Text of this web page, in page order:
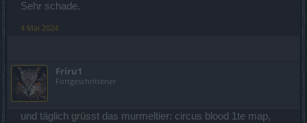
Sehr schade.
4 Mai 2024
Friru1
Fortgeschrittener
und täglich grüsst das murmeltier: circus blood 1te map,